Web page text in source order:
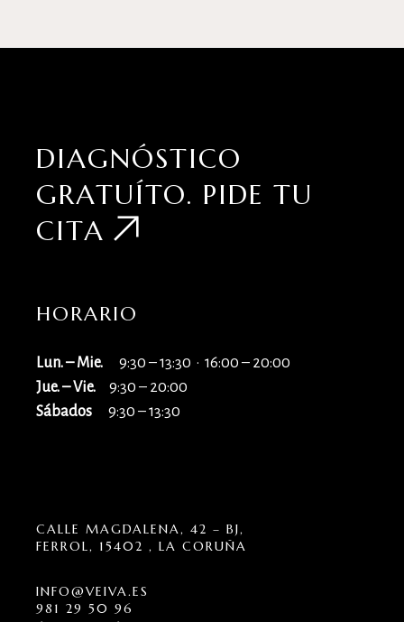
DIAGNÓSTICO
GRATUÍTO. PIDE TU
CITA
HORARIO
Lun. – Mie. 9:30 – 13:30 · 16:00 – 20:00
Jue. – Vie. 9:30 – 20:00
Sábados 9:30 – 13:30
CALLE MAGDALENA, 42 – BJ,
FERROL, 15402 , LA CORUÑA
INFO@VEIVA.ES
981 29 50 96